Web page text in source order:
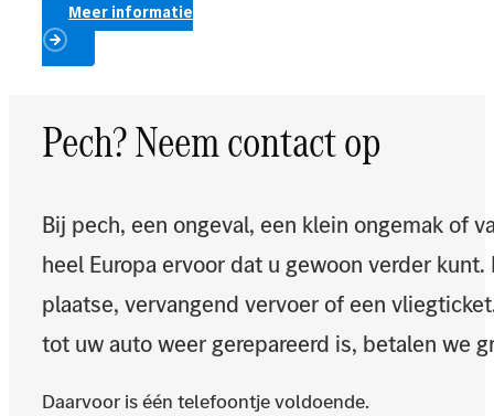
Meer informatie
Pech? Neem contact op
Bij pech, een ongeval, een klein ongemak of
heel Europa ervoor dat u gewoon verder
plaatse, vervangend vervoer of een
tot uw auto weer gerepareerd is, betalen we
Daarvoor is één telefoontje voldoende.